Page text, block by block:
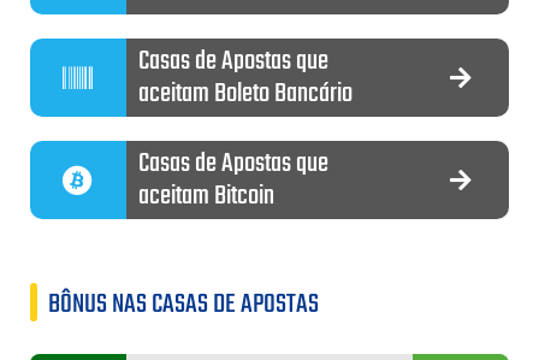
Casas de Apostas que
aceitam Boleto Bancário
Casas de Apostas que
aceitam Bitcoin
BÔNUS NAS CASAS DE APOSTAS